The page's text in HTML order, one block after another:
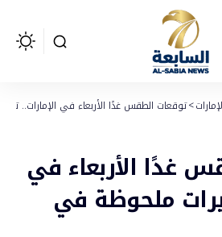
>توقعات الطقس غدًا الأربعاء في الإمارات..
غدًا الأربعاء في
ملحوظة في